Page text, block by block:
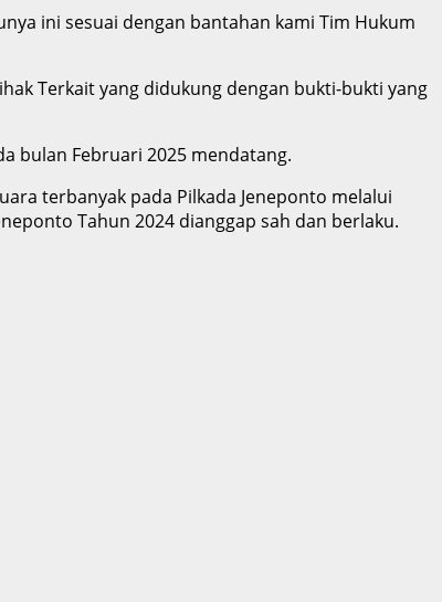
ini sesuai dengan bantahan kami Tim Hukum
Terkait yang didukung dengan bukti-bukti yang
bulan Februari 2025 mendatang.
terbanyak pada Pilkada Jeneponto melalui
Tahun 2024 dianggap sah dan berlaku.